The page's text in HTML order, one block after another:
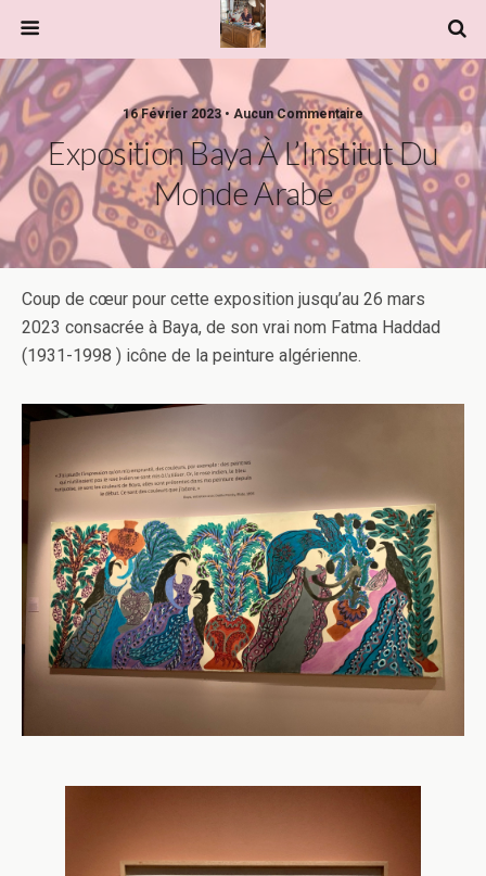
16 Février 2023 • Aucun Commentaire
Exposition Baya À L’Institut Du
Monde Arabe
Coup de cœur pour cette exposition jusqu’au 26 mars
2023 consacrée à Baya, de son vrai nom Fatma Haddad
(1931-1998 ) icône de la peinture algérienne.